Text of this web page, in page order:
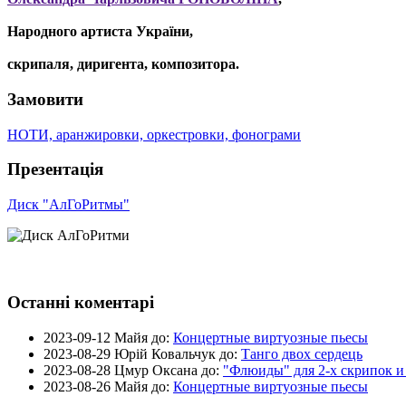
Народного артиста України,
скрипаля, диригента, композитора.
Замовити
НОТИ, аранжировки, оркестровки, фонограми
Презентація
Диск "АлГоРитмы"
Останні коментарі
2023-09-12 Майя до: Концертные виртуозные пьесы
2023-08-29 Юрій Ковальчук до: Танго двох сердець
2023-08-28 Цмур Оксана до: "Флюиды" для 2-х скрипок
2023-08-26 Майя до: Концертные виртуозные пьесы